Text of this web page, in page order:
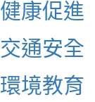
健康促進
交通安全
環境教育